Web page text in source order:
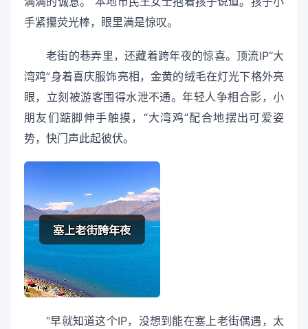
手紧攥荧光棒，眼里满是惊叹。
老街的巷弄里，还藏着跨年夜的惊喜。顶流IP“大
湾鸡”身着喜庆服饰亮相，金黄的绒毛在灯光下格外亮
眼，立刻被游客围得水泄不通。年轻人争相合影，小
朋友们踮脚伸手触摸，“大湾鸡”配合地摆出可爱姿
势，快门声此起彼伏。
“早就知道这个IP，没想到能在塞上老街偶遇，太